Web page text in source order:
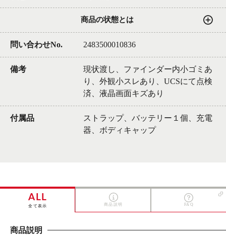
商品の状態とは
問い合わせNo. 2483500010836
備考
現状渡し、ファインダー内小ゴミあ
り、外観小スレあり、UCSにて点検
済、液晶画面キズあり
付属品
ストラップ、バッテリー１個、充電
器、ボディキャップ
ALL
全て表示 商品説明 FAQ
商品説明